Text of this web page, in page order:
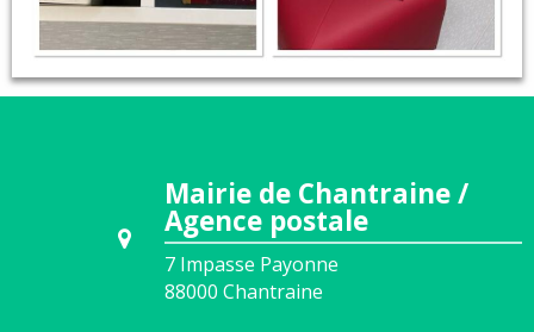
Mairie de Chantraine /
Agence postale
7 Impasse Payonne
88000 Chantraine